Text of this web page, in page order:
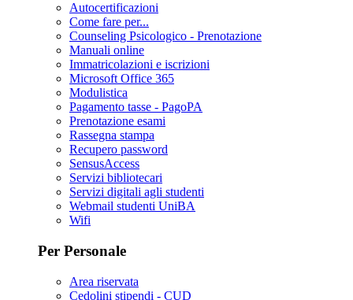
Autocertificazioni
Come fare per...
Counseling Psicologico - Prenotazione
Manuali online
Immatricolazioni e iscrizioni
Microsoft Office 365
Modulistica
Pagamento tasse - PagoPA
Prenotazione esami
Rassegna stampa
Recupero password
SensusAccess
Servizi bibliotecari
Servizi digitali agli studenti
Webmail studenti UniBA
Wifi
Per Personale
Area riservata
Cedolini stipendi - CUD